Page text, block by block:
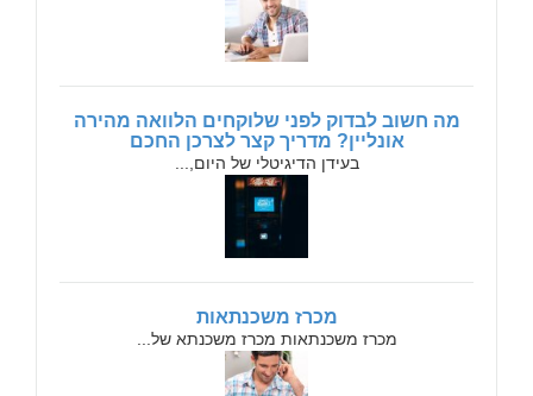
מה חשוב לבדוק לפני שלוקחים הלוואה מהירה
אונליין? מדריך קצר לצרכן החכם
בעידן הדיגיטלי של היום,...
מכרז משכנתאות
מכרז משכנתאות מכרז משכנתא של...